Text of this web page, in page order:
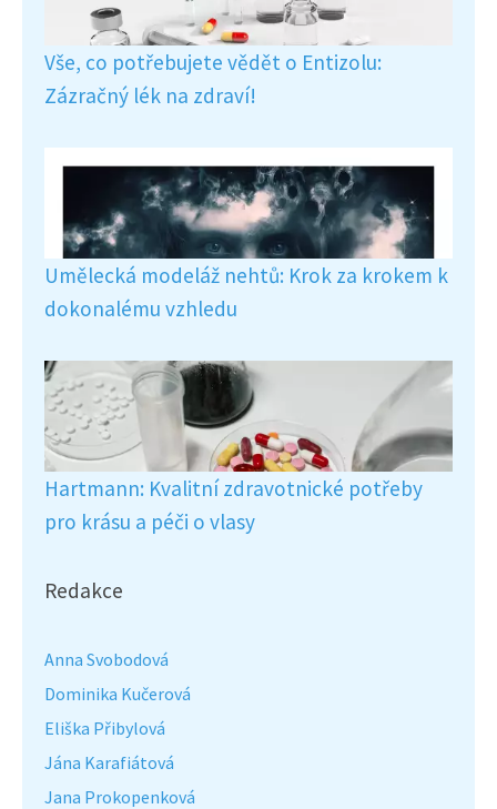
Vše, co potřebujete vědět o Entizolu:
Zázračný lék na zdraví!
Umělecká modeláž nehtů: Krok za krokem k
dokonalému vzhledu
Hartmann: Kvalitní zdravotnické potřeby
pro krásu a péči o vlasy
Redakce
Anna Svobodová
Dominika Kučerová
Eliška Přibylová
Jána Karafiátová
Jana Prokopenková